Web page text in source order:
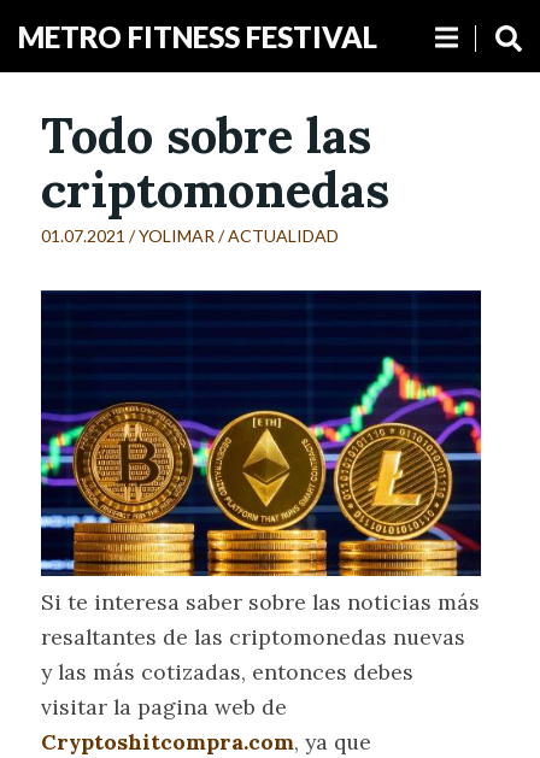
METRO FITNESS FESTIVAL
Todo sobre las
criptomonedas
01.07.2021 /YOLIMAR /ACTUALIDAD
Si te interesa saber sobre las noticias más
resaltantes de las criptomonedas nuevas
y las más cotizadas, entonces debes
visitar la pagina web de
Cryptoshitcompra.com, ya que